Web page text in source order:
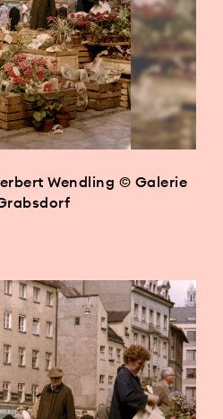
Wendling © Galerie